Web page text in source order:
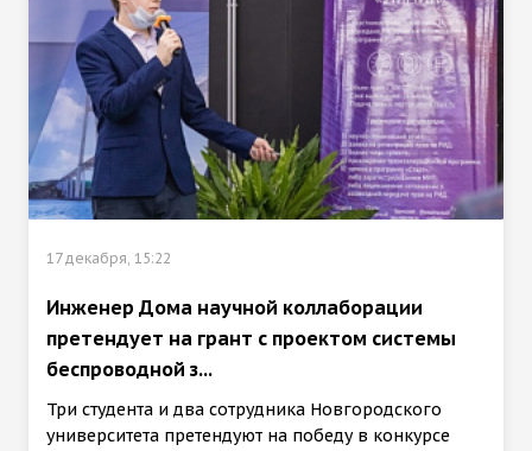
17 декабря, 15:22
Инженер Дома научной коллаборации
претендует на грант с проектом системы
беспроводной з...
Три студента и два сотрудника Новгородского
университета претендуют на победу в конкурсе